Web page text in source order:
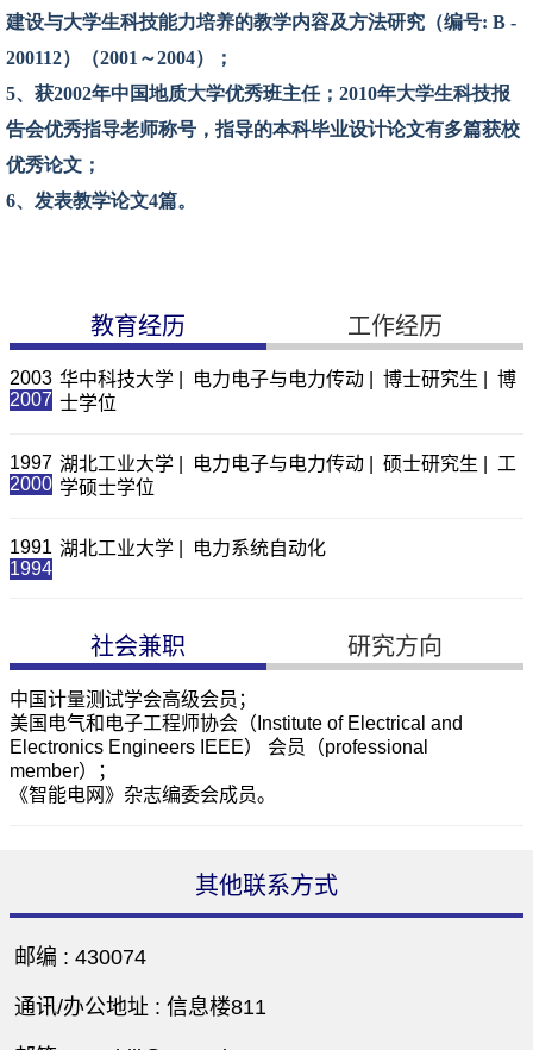
教育经历 工作经历
2003
2007
华中科技大学 | 电力电子与电力传动 | 博士研究生 | 博
士学位
1997
2000
湖北工业大学 | 电力电子与电力传动 | 硕士研究生 | 工
学硕士学位
1991
1994
湖北工业大学 | 电力系统自动化
社会兼职 研究方向
中国计量测试学会高级会员；
美国电气和电子工程师协会（Institute of Electrical and
Electronics Engineers IEEE） 会员（professional
member）；
《智能电网》杂志编委会成员。
其他联系方式
邮编 :430074
通讯/办公地址 :信息楼811